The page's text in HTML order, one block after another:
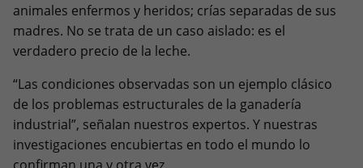
animales enfermos y heridos; crías separadas de sus
madres. No se trata de un caso aislado: es el
verdadero precio de la leche.
“Las condiciones observadas son un ejemplo clásico
de los problemas estructurales de la ganadería
industrial”, señalan nuestros expertos. Y nuestras
investigaciones encubiertas en todo el mundo lo